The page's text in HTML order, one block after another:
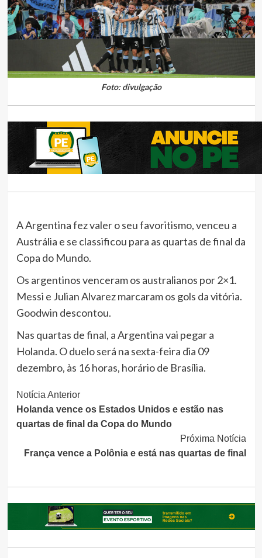
Foto: divulgação
A Argentina fez valer o seu favoritismo, venceu a
Austrália e se classificou para as quartas de final da
Copa do Mundo.
Os argentinos venceram os australianos por 2×1.
Messi e Julian Alvarez marcaram os gols da vitória.
Goodwin descontou.
Nas quartas de final, a Argentina vai pegar a
Holanda. O duelo será na sexta-feira dia 09
dezembro, às 16 horas, horário de Brasília.
Continue
Lendo
Notícia Anterior
Holanda vence os Estados Unidos e estão nas
quartas de final da Copa do Mundo
Próxima Notícia
França vence a Polônia e está nas quartas de final